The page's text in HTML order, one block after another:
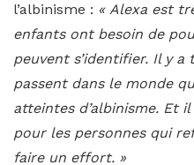
l’albinisme : « Alexa est
enfants ont besoin de
peuvent s’identifier. Il y
passent dans le monde
atteintes d’albinisme. Et
pour les personnes qui
faire un effort. »